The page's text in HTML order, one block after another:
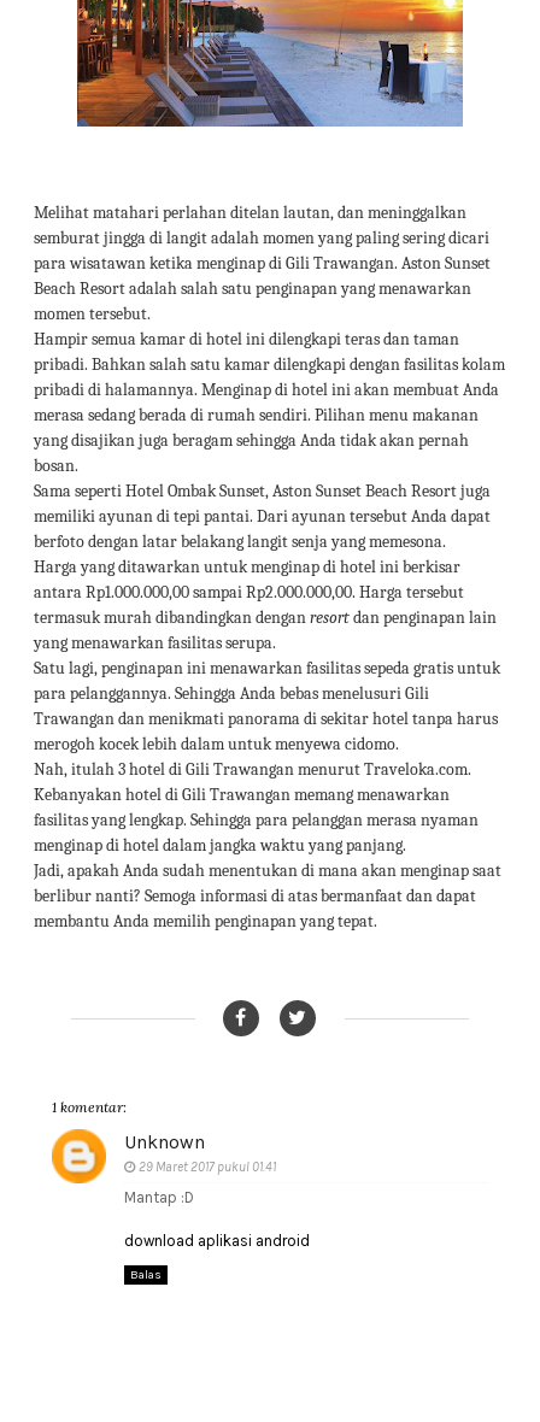
Melihat matahari perlahan ditelan lautan, dan meninggalkan
semburat jingga di langit adalah momen yang paling sering dicari
para wisatawan ketika menginap di Gili Trawangan. Aston Sunset
Beach Resort adalah salah satu penginapan yang menawarkan
momen tersebut.
Hampir semua kamar di hotel ini dilengkapi teras dan taman
pribadi. Bahkan salah satu kamar dilengkapi dengan fasilitas kolam
pribadi di halamannya. Menginap di hotel ini akan membuat Anda
merasa sedang berada di rumah sendiri. Pilihan menu makanan
yang disajikan juga beragam sehingga Anda tidak akan pernah
bosan.
Sama seperti Hotel Ombak Sunset, Aston Sunset Beach Resort juga
memiliki ayunan di tepi pantai. Dari ayunan tersebut Anda dapat
berfoto dengan latar belakang langit senja yang memesona.
Harga yang ditawarkan untuk menginap di hotel ini berkisar
antara Rp1.000.000,00 sampai Rp2.000.000,00. Harga tersebut
termasuk murah dibandingkan denganresortdan penginapan lain
yang menawarkan fasilitas serupa.
Satu lagi, penginapan ini menawarkan fasilitas sepeda gratis untuk
para pelanggannya. Sehingga Anda bebas menelusuri Gili
Trawangan dan menikmati panorama di sekitar hotel tanpa harus
merogoh kocek lebih dalam untuk menyewa cidomo.
Nah, itulah 3 hotel di Gili Trawangan menurut Traveloka.com.
Kebanyakan hotel di Gili Trawangan memang menawarkan
fasilitas yang lengkap. Sehingga para pelanggan merasa nyaman
menginap di hotel dalam jangka waktu yang panjang.
Jadi, apakah Anda sudah menentukan di mana akan menginap saat
berlibur nanti? Semoga informasi di atas bermanfaat dan dapat
membantu Anda memilih penginapan yang tepat.
1 komentar:
Unknown
29 Maret 2017 pukul 01.41
Mantap :D
download aplikasi android
Balas